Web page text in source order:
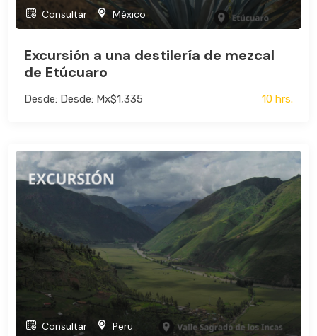
Consultar México
Excursión a una destilería de mezcal
de Etúcuaro
Desde: Desde: Mx$1,335 10 hrs.
Consultar Peru